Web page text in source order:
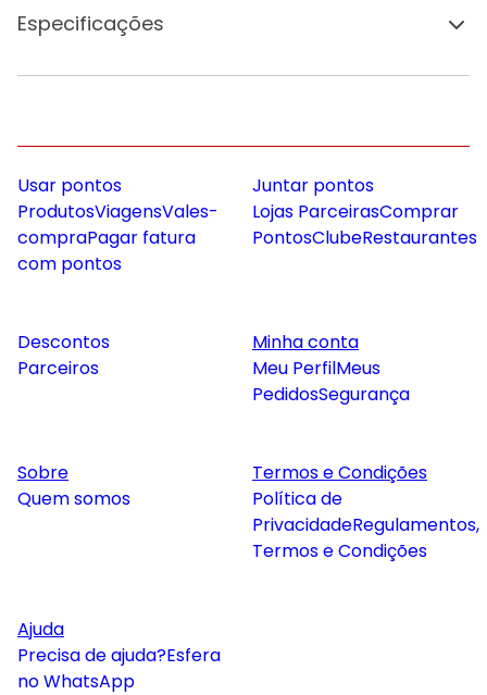
Especificações
Usar pontos
ProdutosViagensVales-
compraPagar fatura
com pontos
Juntar pontos
Lojas ParceirasComprar
PontosClubeRestaurantes
Descontos
Parceiros
Minha conta
Meu PerfilMeus
PedidosSegurança
Sobre
Quem somos
Termos e Condições
Política de
PrivacidadeRegulamentos,
Termos e Condições
Ajuda
Precisa de ajuda?Esfera
no WhatsApp